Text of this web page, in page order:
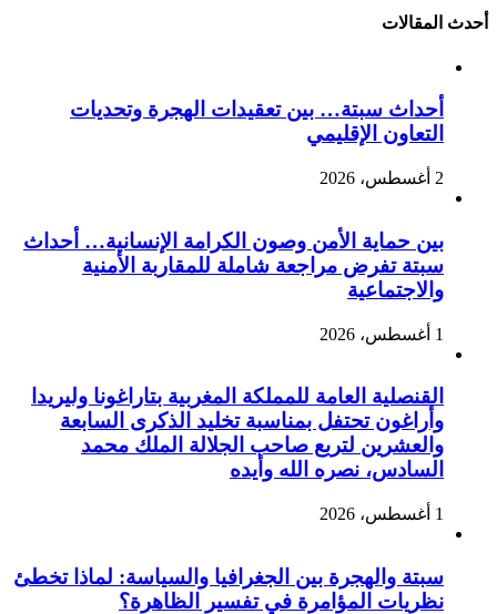
أحدث المقالات
أحداث سبتة… بين تعقيدات الهجرة وتحديات
التعاون الإقليمي
2 أغسطس، 2026
بين حماية الأمن وصون الكرامة الإنسانية… أحداث
سبتة تفرض مراجعة شاملة للمقاربة الأمنية
والاجتماعية
1 أغسطس، 2026
القنصلية العامة للمملكة المغربية بتاراغونا وليريدا
وأراغون تحتفل بمناسبة تخليد الذكرى السابعة
والعشرين لتربع صاحب الجلالة الملك محمد
السادس، نصره الله وأيده
1 أغسطس، 2026
سبتة والهجرة بين الجغرافيا والسياسة: لماذا تخطئ
نظريات المؤامرة في تفسير الظاهرة؟